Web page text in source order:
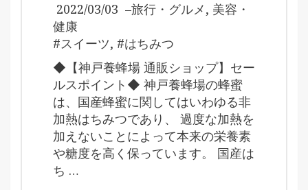
2022/03/03 –旅行・グルメ, 美容・
健康
#スイーツ, #はちみつ
◆【神戸養蜂場 通販ショップ】セー
ルスポイント◆ 神戸養蜂場の蜂蜜
は、国産蜂蜜に関してはいわゆる非
加熱はちみつであり、 過度な加熱を
加えないことによって本来の栄養素
や糖度を高く保っています。 国産は
ち …